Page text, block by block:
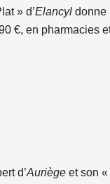
» d’Elancyl donne
€, en pharmacies
d’Auriège et son